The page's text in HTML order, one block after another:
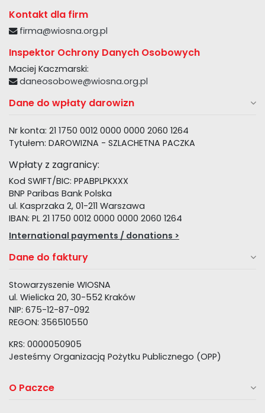
Kontakt dla firm
firma@wiosna.org.pl
Inspektor Ochrony Danych Osobowych
Maciej Kaczmarski:
daneosobowe@wiosna.org.pl
Dane do wpłaty darowizn
Nr konta: 21 1750 0012 0000 0000 2060 1264
Tytułem: DAROWIZNA - SZLACHETNA PACZKA
Wpłaty z zagranicy:
Kod SWIFT/BIC: PPABPLPKXXX
BNP Paribas Bank Polska
ul. Kasprzaka 2, 01-211 Warszawa
IBAN: PL 21 1750 0012 0000 0000 2060 1264
International payments / donations >
Dane do faktury
Stowarzyszenie WIOSNA
ul. Wielicka 20, 30-552 Kraków
NIP: 675-12-87-092
REGON: 356510550
KRS: 0000050905
Jesteśmy Organizacją Pożytku Publicznego (OPP)
O Paczce